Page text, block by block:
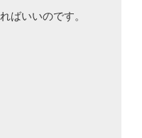
ばいいのです。